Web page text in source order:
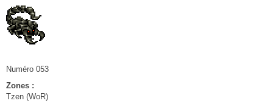
Numéro 053
Zones :
Tzen (WoR)